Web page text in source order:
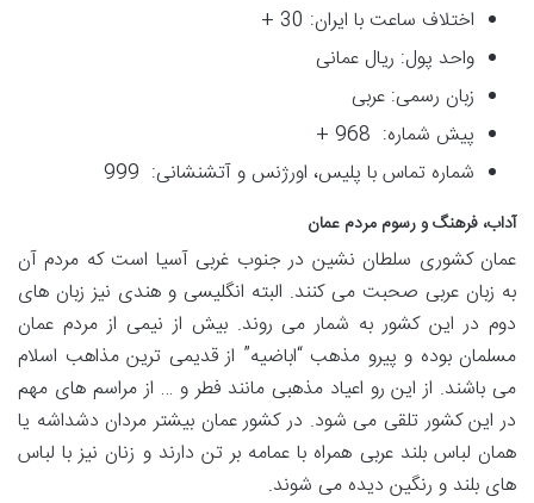
اختلاف ساعت با ایران: 30 +
واحد پول: ریال عمانی
زبان رسمی: عربی
پیش شماره: 968 +
شماره تماس با پلیس، اورژنس و آتشنشانی: 999
آداب، فرهنگ و رسوم مردم عمان
عمان کشوری سلطان نشین در جنوب غربی آسیا است که مردم آن
به زبان عربی صحبت می کنند. البته انگلیسی و هندی نیز زبان های
دوم در این کشور به شمار می روند. بیش از نیمی از مردم عمان
مسلمان بوده و پیرو مذهب “اباضیه” از قدیمی ترین مذاهب اسلام
می باشند. از این رو اعیاد مذهبی مانند فطر و … از مراسم های مهم
در این کشور تلقی می شود. در کشور عمان بیشتر مردان دشداشه یا
همان لباس بلند عربی همراه با عمامه بر تن دارند و زنان نیز با لباس
های بلند و رنگین دیده می شوند.